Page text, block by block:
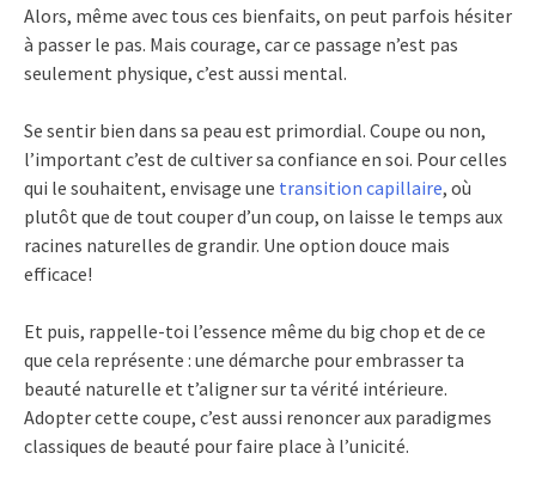
Alors, même avec tous ces bienfaits, on peut parfois hésiter
à passer le pas. Mais courage, car ce passage n’est pas
seulement physique, c’est aussi mental.
Se sentir bien dans sa peau est primordial. Coupe ou non,
l’important c’est de cultiver sa confiance en soi. Pour celles
qui le souhaitent, envisage une transition capillaire, où
plutôt que de tout couper d’un coup, on laisse le temps aux
racines naturelles de grandir. Une option douce mais
efficace!
Et puis, rappelle-toi l’essence même du big chop et de ce
que cela représente : une démarche pour embrasser ta
beauté naturelle et t’aligner sur ta vérité intérieure.
Adopter cette coupe, c’est aussi renoncer aux paradigmes
classiques de beauté pour faire place à l’unicité.